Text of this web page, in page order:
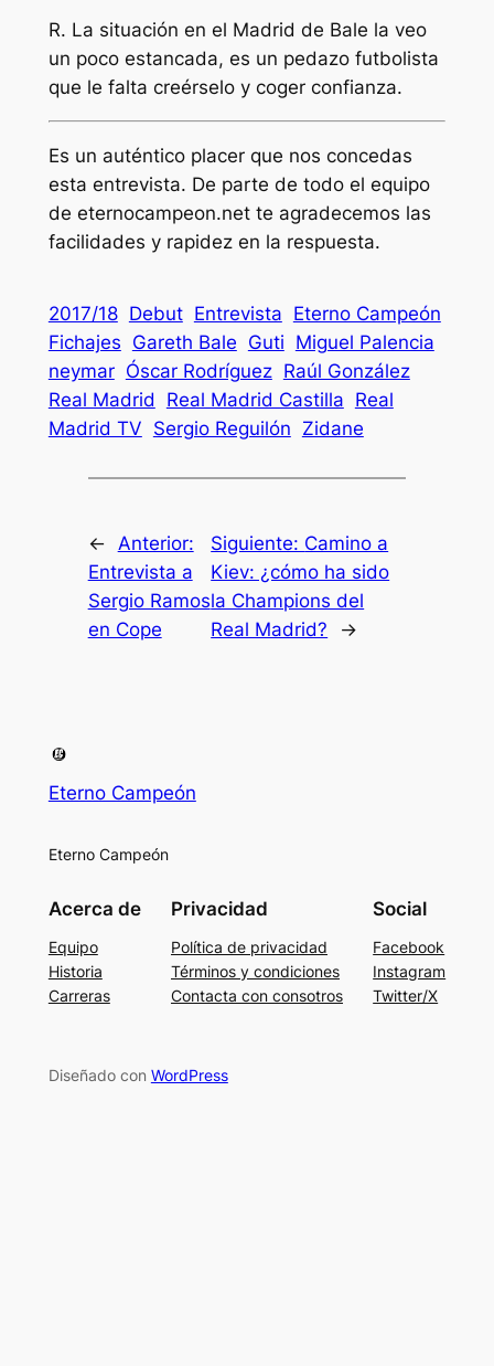
R. La situación en el Madrid de Bale la veo
un poco estancada, es un pedazo futbolista
que le falta creérselo y coger confianza.
Es un auténtico placer que nos concedas
esta entrevista. De parte de todo el equipo
de eternocampeon.net te agradecemos las
facilidades y rapidez en la respuesta.
2017/18 Debut Entrevista Eterno Campeón
Fichajes Gareth Bale Guti Miguel Palencia
neymar Óscar Rodríguez Raúl González
Real Madrid
Real Madrid Castilla Real
Madrid TV Sergio Reguilón Zidane
←
Anterior:
Entrevista a
Sergio Ramos
en Cope
Siguiente: Camino a
Kiev: ¿cómo ha sido
la Champions del
Real Madrid?
→
Eterno Campeón
Eterno Campeón
Acerca de
Equipo
Historia
Carreras
Privacidad
Política de privacidad
Términos y condiciones
Contacta con consotros
Social
Facebook
Instagram
Twitter/X
Diseñado con WordPress